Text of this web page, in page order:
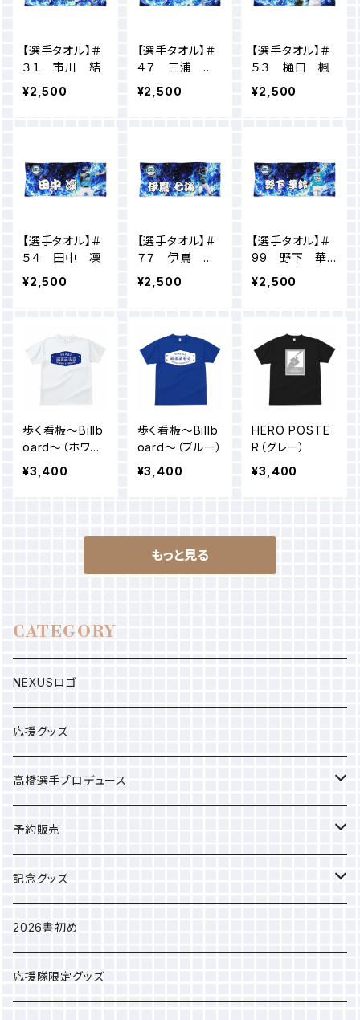
【選手タオル】＃
３１ 市川 結
¥2,500
【選手タオル】＃
４７ 三浦 ひ
より
¥2,500
【選手タオル】＃
５３ 樋口 楓
¥2,500
【選手タオル】＃
５４ 田中 凜
¥2,500
【選手タオル】＃
７７ 伊嶌 七
海
¥2,500
【選手タオル】＃
99 野下 華
鈴
¥2,500
歩く看板〜Billb
oard〜（ホワイ
ト）
¥3,400
歩く看板〜Billb
oard〜（ブルー）
¥3,400
HERO POSTE
R（グレー）
¥3,400
もっと見る
CATEGORY
NEXUSロゴ
応援グッズ
高橋選手プロデュース
選手タオル
応援グッズ
アパレル
選手別Sサイズ巾着
予約販売
カレンダー
記念グッズ
2025年クラブ選手権
2026書初め
応援隊限定グッズ